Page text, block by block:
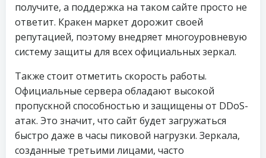
получите, а поддержка на таком сайте просто не
ответит. Кракен маркет дорожит своей
репутацией, поэтому внедряет многоуровневую
систему защиты для всех официальных зеркал.
Также стоит отметить скорость работы.
Официальные сервера обладают высокой
пропускной способностью и защищены от DDoS-
атак. Это значит, что сайт будет загружаться
быстро даже в часы пиковой нагрузки. Зеркала,
созданные третьими лицами, часто